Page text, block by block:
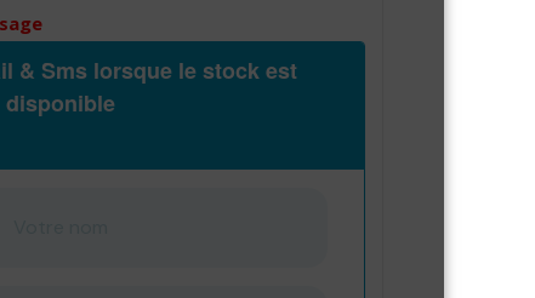
& Sms lorsque le stock est
disponible